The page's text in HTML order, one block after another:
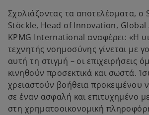
Σχολιάζοντας τα αποτελέσματα, ο
Stöckle, Head of Innovation, Global
KPMG International αναφέρει: «Η
τεχνητής νοημοσύνης γίνεται με
αυτή τη στιγμή – οι επιχειρήσεις
κινηθούν προσεκτικά και σωστά.
χρειαστούν βοήθεια
σε έναν ασφαλή και επιτυχημένο
στη χρηματοοικονομική